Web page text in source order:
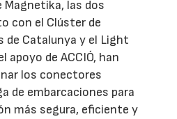
Magnetika, las dos
con el Clúster de
de Catalunya y el Light
apoyo de ACCIÓ, han
los conectores
de embarcaciones para
más segura, eficiente y